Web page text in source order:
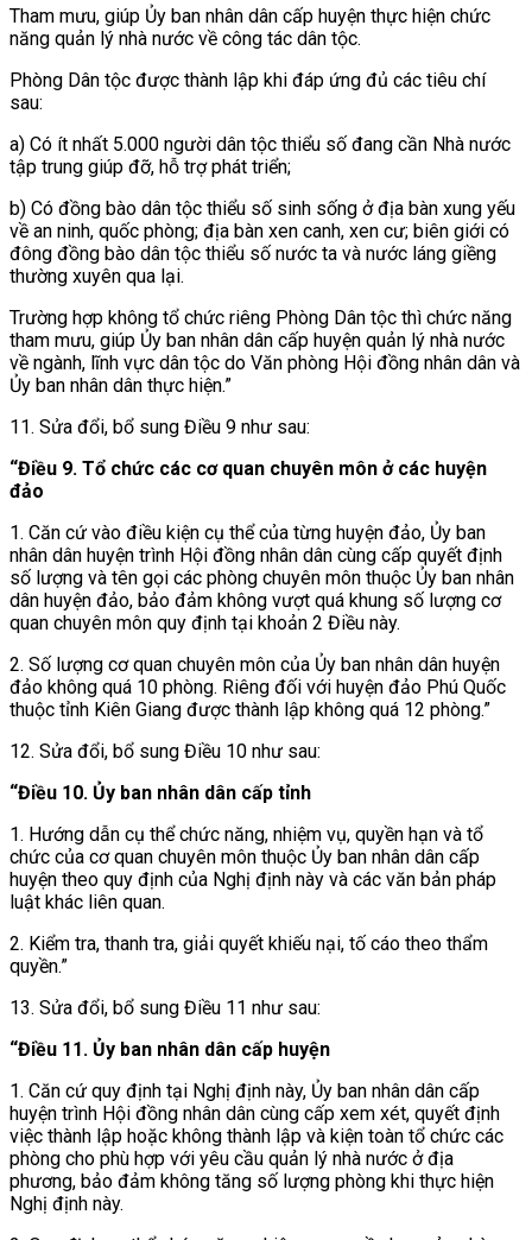
Tham mưu, giúp Ủy ban nhân dân cấp huyện thực hiện chức
năng quản lý nhà nước về công tác dân tộc.
Phòng Dân tộc được thành lập khi đáp ứng đủ các tiêu chí
sau:
a) Có ít nhất 5.000 người dân tộc thiểu số đang cần Nhà nước
tập trung giúp đỡ, hỗ trợ phát triển;
b) Có đồng bào dân tộc thiểu số sinh sống ở địa bàn xung yếu
về an ninh, quốc phòng; địa bàn xen canh, xen cư; biên giới có
đông đồng bào dân tộc thiểu số nước ta và nước láng giềng
thường xuyên qua lại.
Trường hợp không tổ chức riêng Phòng Dân tộc thì chức năng
tham mưu, giúp Ủy ban nhân dân cấp huyện quản lý nhà nước
về ngành, lĩnh vực dân tộc do Văn phòng Hội đồng nhân dân và
Ủy ban nhân dân thực hiện.”
11. Sửa đổi, bổ sung Điều 9 như sau:
“Điều 9. Tổ chức các cơ quan chuyên môn ở các huyện
đảo
1. Căn cứ vào điều kiện cụ thể của từng huyện đảo, Ủy ban
nhân dân huyện trình Hội đồng nhân dân cùng cấp quyết định
số lượng và tên gọi các phòng chuyên môn thuộc Ủy ban nhân
dân huyện đảo, bảo đảm không vượt quá khung số lượng cơ
quan chuyên môn quy định tại khoản 2 Điều này.
2. Số lượng cơ quan chuyên môn của Ủy ban nhân dân huyện
đảo không quá 10 phòng. Riêng đối với huyện đảo Phú Quốc
thuộc tỉnh Kiên Giang được thành lập không quá 12 phòng.”
12. Sửa đổi, bổ sung Điều 10 như sau:
“Điều 10. Ủy ban nhân dân cấp tỉnh
1. Hướng dẫn cụ thể chức năng, nhiệm vụ, quyền hạn và tổ
chức của cơ quan chuyên môn thuộc Ủy ban nhân dân cấp
huyện theo quy định của Nghị định này và các văn bản pháp
luật khác liên quan.
2. Kiểm tra, thanh tra, giải quyết khiếu nại, tố cáo theo thẩm
quyền.”
13. Sửa đổi, bổ sung Điều 11 như sau:
“Điều 11. Ủy ban nhân dân cấp huyện
1. Căn cứ quy định tại Nghị định này, Ủy ban nhân dân cấp
huyện trình Hội đồng nhân dân cùng cấp xem xét, quyết định
việc thành lập hoặc không thành lập và kiện toàn tổ chức các
phòng cho phù hợp với yêu cầu quản lý nhà nước ở địa
phương, bảo đảm không tăng số lượng phòng khi thực hiện
Nghị định này.